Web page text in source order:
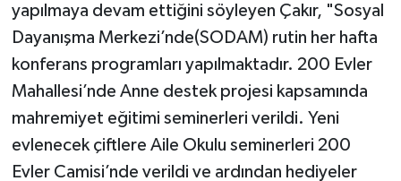
yapılmaya devam ettiğini söyleyen Çakır, "Sosyal
Dayanışma Merkezi’nde(SODAM) rutin her hafta
konferans programları yapılmaktadır. 200 Evler
Mahallesi’nde Anne destek projesi kapsamında
mahremiyet eğitimi seminerleri verildi. Yeni
evlenecek çiftlere Aile Okulu seminerleri 200
Evler Camisi’nde verildi ve ardından hediyeler